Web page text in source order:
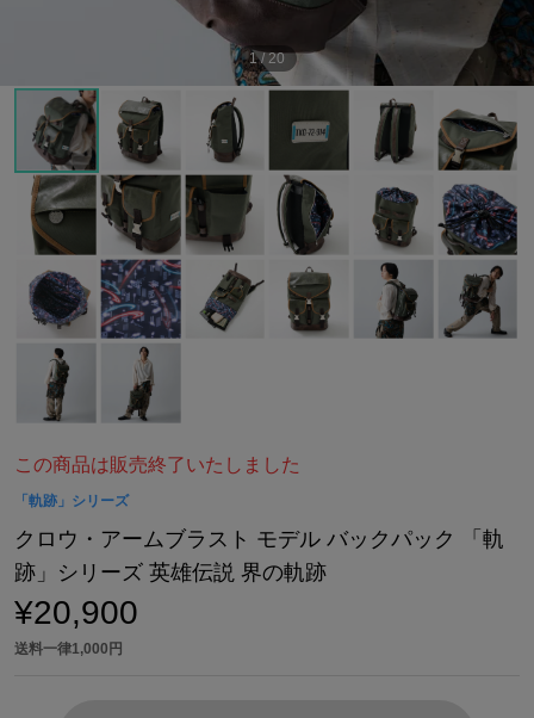
1/ 20
この商品は販売終了いたしました
「軌跡」シリーズ
クロウ・アームブラスト モデル バックパック 「軌
跡」シリーズ 英雄伝説 界の軌跡
¥20,900
送料一律1,000円